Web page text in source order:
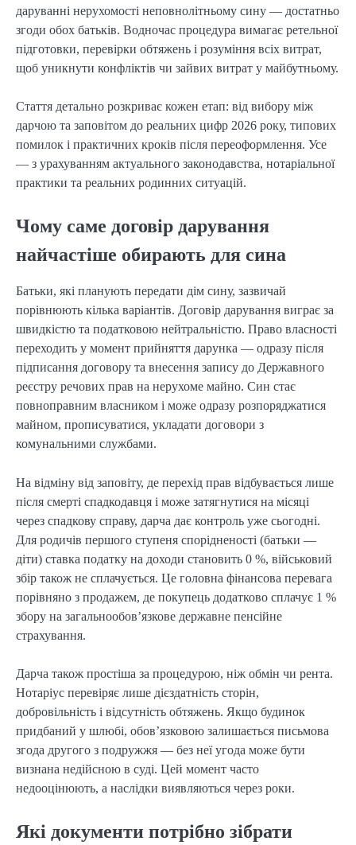
даруванні нерухомості неповнолітньому сину — достатньо
згоди обох батьків. Водночас процедура вимагає ретельної
підготовки, перевірки обтяжень і розуміння всіх витрат,
щоб уникнути конфліктів чи зайвих витрат у майбутньому.
Стаття детально розкриває кожен етап: від вибору між
дарчою та заповітом до реальних цифр 2026 року, типових
помилок і практичних кроків після переоформлення. Усе
— з урахуванням актуального законодавства, нотаріальної
практики та реальних родинних ситуацій.
Чому саме договір дарування
найчастіше обирають для сина
Батьки, які планують передати дім сину, зазвичай
порівнюють кілька варіантів. Договір дарування виграє за
швидкістю та податковою нейтральністю. Право власності
переходить у момент прийняття дарунка — одразу після
підписання договору та внесення запису до Державного
реєстру речових прав на нерухоме майно. Син стає
повноправним власником і може одразу розпоряджатися
майном, прописуватися, укладати договори з
комунальними службами.
На відміну від заповіту, де перехід прав відбувається лише
після смерті спадкодавця і може затягнутися на місяці
через спадкову справу, дарча дає контроль уже сьогодні.
Для родичів першого ступеня спорідненості (батьки —
діти) ставка податку на доходи становить 0 %, військовий
збір також не сплачується. Це головна фінансова перевага
порівняно з продажем, де покупець додатково сплачує 1 %
збору на загальнообов’язкове державне пенсійне
страхування.
Дарча також простіша за процедурою, ніж обмін чи рента.
Нотаріус перевіряє лише дієздатність сторін,
добровільність і відсутність обтяжень. Якщо будинок
придбаний у шлюбі, обов’язковою залишається письмова
згода другого з подружжя — без неї угода може бути
визнана недійсною в суді. Цей момент часто
недооцінюють, а наслідки виявляються через роки.
Які документи потрібно зібрати